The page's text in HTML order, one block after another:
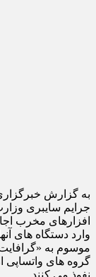
به گزارش خبرگزاری
جرایم سایبری
افزارهای مخرب
وارد دستگاه های
موسوم به
گروه های واتساپی
نفوذ می کنند.